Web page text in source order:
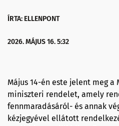
ÍRTA: ELLENPONT
2026. MÁJUS 16. 5:32
Május 14-én este jelent meg a
miniszteri rendelet, amely
fennmaradásáról- és annak
kézjegyével ellátott